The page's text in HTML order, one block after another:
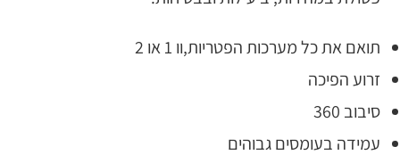
תואם את כל מערכות הפטריות,וו 1 או 2
זרוע הפיכה
סיבוב 360
עמידה בעומסים גבוהים